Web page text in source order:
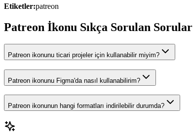
Etiketler:patreon
Patreon İkonu Sıkça Sorulan Sorular
Patreon ikonunu ticari projeler için kullanabilir miyim?
Patreon ikonunu Figma'da nasıl kullanabilirim?
Patreon ikonunun hangi formatları indirilebilir durumda?